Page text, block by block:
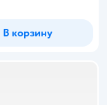
В корзину